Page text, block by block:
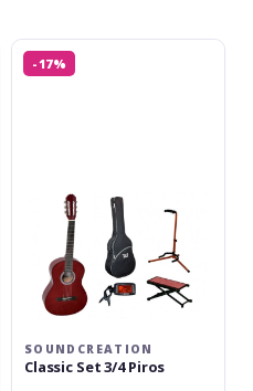
Soundcreation
Classic
-17%
SOUNDCREATION
Classic Set 3/4 Piros